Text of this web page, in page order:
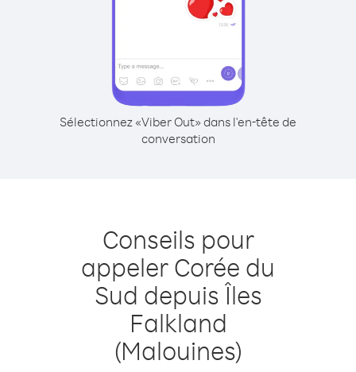
Sélectionnez «Viber Out» dans l'en-tête de
conversation
Conseils pour
appeler Corée du
Sud depuis Îles
Falkland
(Malouines)